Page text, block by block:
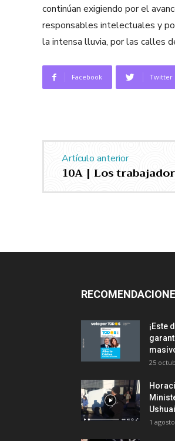
continúan exigiendo por el
responsables intelectuales y
la intensa lluvia, por las calles
Facebook Twitter
Artículo anterior
10A | Los
¡Este
25
1